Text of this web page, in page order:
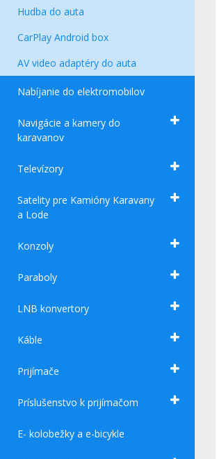
Hudba do auta
CarPlay Android box
AV video adaptéry do auta
Nabíjanie do elektromobilov
Navigácie a kamery do
karavanov
Televízory
Satelity pre Kamióny Karavany
a Lode
Konzoly
Paraboly
LNB konvertory
Káble
Prijímače
Príslušenstvo k prijímačom
E- kolobežky a e-bicykle